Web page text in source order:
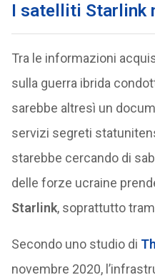
I satelliti Starlink
Tra le informazioni
sulla guerra ibrida
sarebbe altresì un
servizi segreti
starebbe cercando di
delle forze ucraine
Starlink, soprattutto
Secondo uno studio di
novembre 2020,